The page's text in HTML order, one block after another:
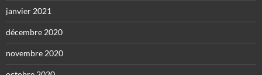
janvier 2021
décembre 2020
novembre 2020